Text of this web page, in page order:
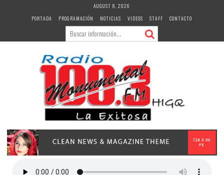
AUGUST 8, 2026
PORTADA
PROGRAMACIÓN NOTICIAS VIDEOS STAFF CONTACTO